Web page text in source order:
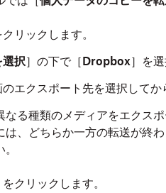
クリックします。
選択］の下で［Dropbox］を選
エクスポート先を選択してか
なる種類のメディアをエクス
は、どちらか一方の転送が終
をクリックします。